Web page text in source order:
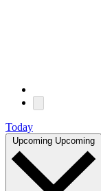
Today
Upcoming Upcoming